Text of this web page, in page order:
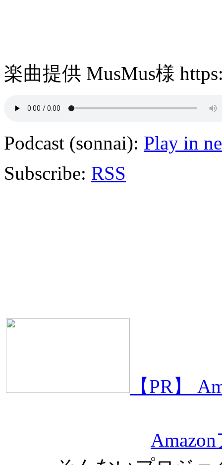
楽曲提供 MusMus様
Podcast (sonnai): Play in
Subscribe: RSS
【PR】